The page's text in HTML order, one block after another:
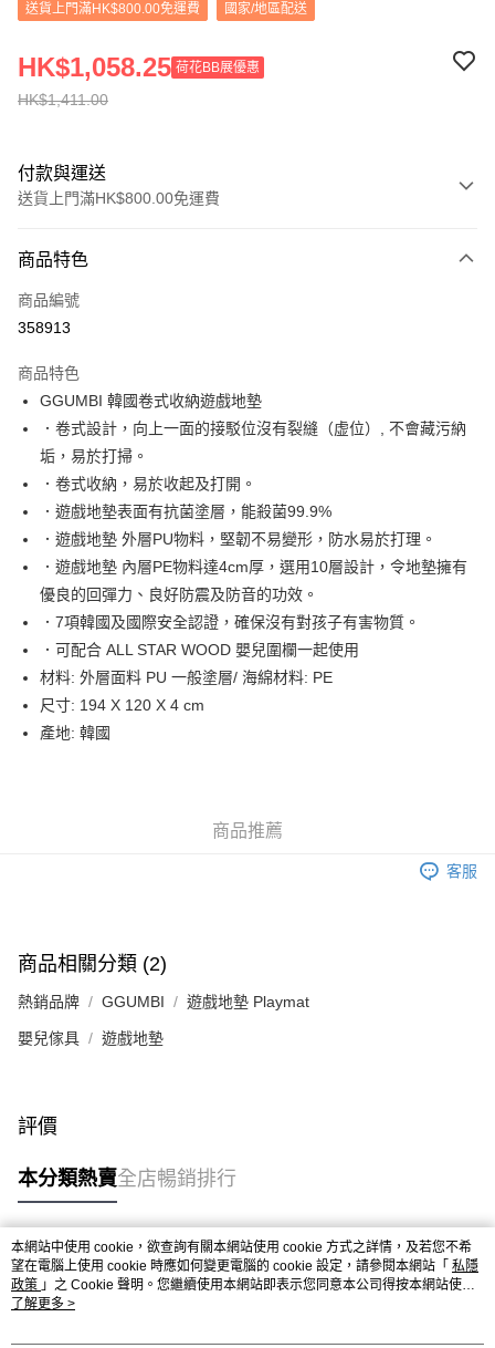
送貨上門滿HK$800.00免運費 國家/地區配送
HK$1,411.00
HK$1,058.25 荷花BB展優惠
付款與運送
送貨上門滿HK$800.00免運費
信用卡
Apple Pay
AlipayHK
PayMe
WeChat Pay
送貨方式
香港配送
每筆HK$55.00，滿HK$800.00或以上免運費
商品特色
商品編號
358913
商品特色
GGUMBI 韓國卷式收納遊戲地墊
．卷式設計，向上一面的接駁位沒有裂縫（虚位）, 不會藏污納
垢，易於打掃。
．卷式收納，易於收起及打開。
．遊戲地墊表面有抗菌塗層，能殺菌99.9%
．遊戲地墊 外層PU物料，堅韌不易變形，防水易於打理。
．遊戲地墊 內層PE物料達4cm厚，選用10層設計，令地墊擁有
優良的回彈力、良好防震及防音的功效。
．7項韓國及國際安全認證，確保沒有對孩子有害物質。
．可配合 ALL STAR WOOD 嬰兒圍欄一起使用
材料: 外層面料 PU 一般塗層/ 海綿材料: PE
尺寸: 194 X 120 X 4 cm
產地: 韓國
商品推薦
客服
商品相關分類 (2)
熱銷品牌 GGUMBI 遊戲地墊 Playmat
嬰兒傢具 遊戲地墊
評價
本分類熱賣全店暢銷排行
熱門標籤
熱銷排行
本網站中使用 cookie，欲查詢有關本網站使用 cookie 方式之詳情，及若您不希
望在電腦上使用 cookie 時應如何變更電腦的 cookie 設定，請參閱本網站「 私隱
政策 」之 Cookie 聲明。您繼續使用本網站即表示您同意本公司得按本網站使用
條款之 Cookie 聲明使用 cookie。
了解更多 >